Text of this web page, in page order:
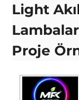
Light
Proje